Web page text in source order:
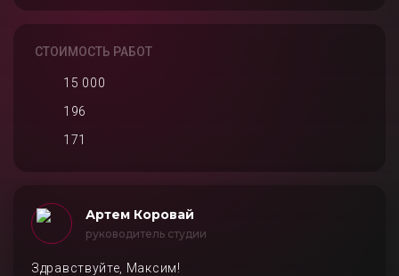
СТОИМОСТЬ РАБОТ
15 000
196
171
Артем Коровай
руководитель студии
Здравствуйте, Максим!